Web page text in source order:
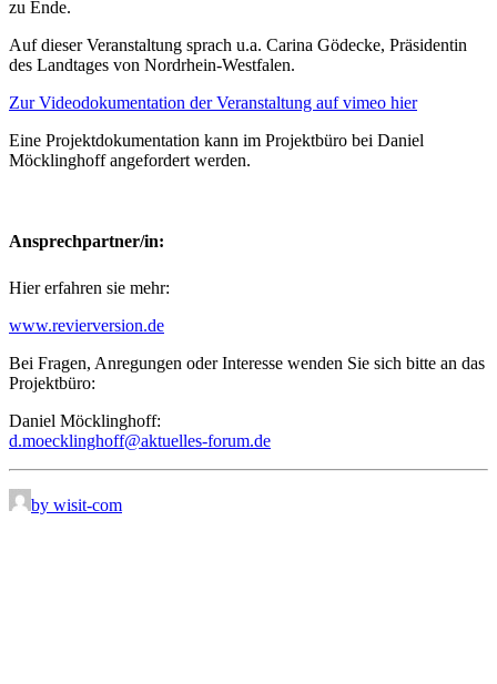
zu Ende.
Auf dieser Veranstaltung sprach u.a. Carina Gödecke, Präsidentin
des Landtages von Nordrhein-Westfalen.
Zur Videodokumentation der Veranstaltung auf vimeo hier
Eine Projektdokumentation kann im Projektbüro bei Daniel
Möcklinghoff angefordert werden.
Ansprechpartner/in:
Hier erfahren sie mehr:
www.revierversion.de
Bei Fragen, Anregungen oder Interesse wenden Sie sich bitte an das
Projektbüro:
Daniel Möcklinghoff:
d.moecklinghoff@aktuelles-forum.de
by wisit-com